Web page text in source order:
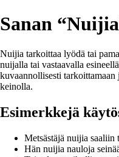
Sanan
Nuijia tarkoittaa lyödä tai
nuijalla tai vastaavalla
kuvaannollisesti
keinolla.
Esimerkkejä
Metsästäjä nuijia saaliin
Hän nuijia nauloja